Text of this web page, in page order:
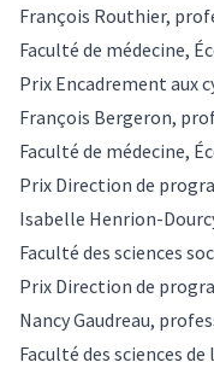
François Routhier,
Faculté de médecine,
Prix Encadrement aux
François Bergeron,
Faculté de médecine,
Prix Direction de
Isabelle Henrion-
Faculté des sciences
Prix Direction de
Nancy Gaudreau,
Faculté des sciences